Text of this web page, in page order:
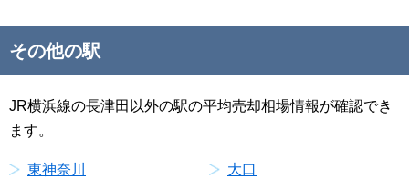
その他の駅
JR横浜線の長津田以外の駅の平均売却相場情報が確認でき
ます。
東神奈川 大口